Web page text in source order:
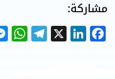
مشاركة:
Facebook
LinkedIn
X